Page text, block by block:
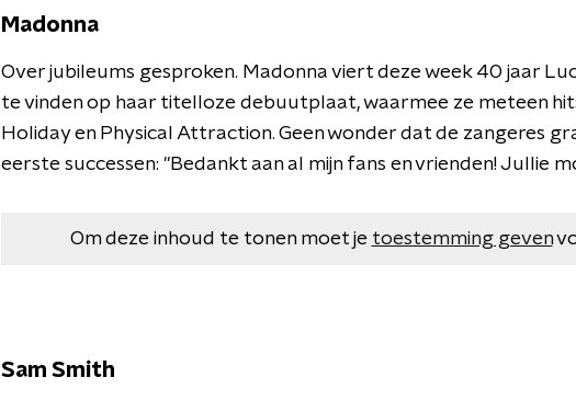
Madonna
Over jubileums gesproken. Madonna viert deze week 40 jaar
te vinden op haar titelloze debuutplaat, waarmee ze meteen
Holiday en Physical Attraction. Geen wonder dat de zangeres
eerste successen: "Bedankt aan al mijn fans en vrienden! Jullie
Om deze inhoud te tonen moet je toestemming geven
Sam Smith